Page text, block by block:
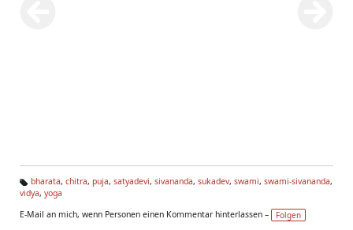
Ta
s:
bharata, chitra, puja, satyadevi, sivananda, sukadev, swami, swami-sivananda,
vidya, yoga
E-Mail an mich, wenn Personen einen Kommentar hinterlassen –
Folgen